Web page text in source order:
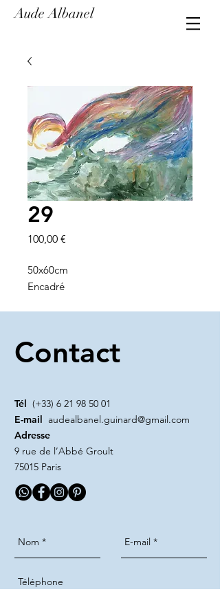
Aude Albanel
29
100,00 €
50x60cm
Encadré
Contact
Tél (+33) 6 21 98 50 01
E-mail audealbanel.guinard@gmail.com
Adresse
9 rue de l’Abbé Groult
75015 Paris